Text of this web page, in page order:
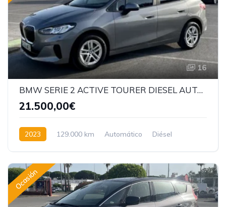
16
BMW SERIE 2 ACTIVE TOURER DIESEL AUTOMATICO
21.500,00€
2023 129.000 km Automático
Diésel
Ocasión